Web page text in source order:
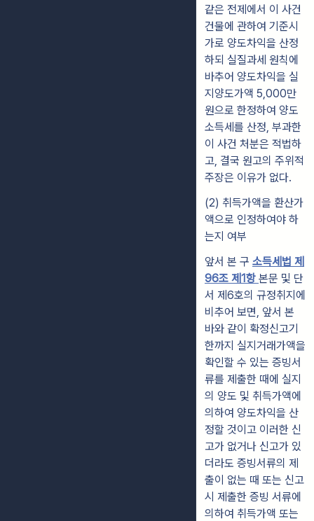
같은 전제에서 이 사건
건물에 관하여 기준시
가로 양도차익을 산정
하되 실질과세 원칙에
바추어 양도차익을 실
지양도가액 5,000만
원으로 한정하여 양도
소득세를 산정, 부과한
이 사건 처분은 적법하
고, 결국 원고의 주위적
주장은 이유가 없다.
(2) 취득가액을 환산가
액으로 인정하여야 하
는지 여부
앞서 본 구 소득세법 제
96조 제1항 본문 및 단
서 제6호의 규정취지에
비추어 보면, 앞서 본
바와 같이 확정신고기
한까지 실지거래가액을
확인할 수 있는 증빙서
류를 제출한 때에 실지
의 양도 및 취득가액에
의하여 양도차익을 산
정할 것이고 이러한 신
고가 없거나 신고가 있
더라도 증빙서류의 제
출이 없는 때 또는 신고
시 제출한 증빙 서류에
의하여 취득가액 또는